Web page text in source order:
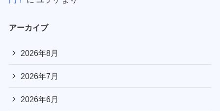
アーカイブ
2026年8月
2026年7月
2026年6月